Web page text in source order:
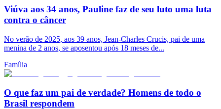
Viúva aos 34 anos, Pauline faz de seu luto uma luta
contra o câncer
No verão de 2025, aos 39 anos, Jean-Charles Crucis, pai de uma
menina de 2 anos, se aposentou após 18 meses de...
Família
O que faz um pai de verdade? Homens de todo o
Brasil respondem